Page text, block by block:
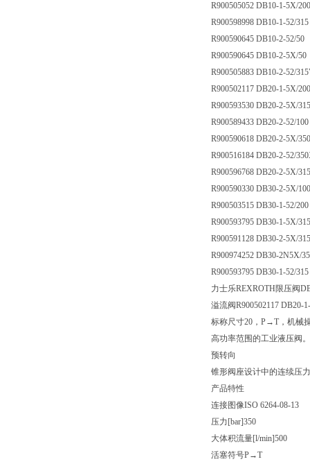
R900505052 DB10-1-5X/200
R900598998 DB10-1-52/315
R900590645 DB10-2-52/50
R900590645 DB10-2-5X/50
R900505883 DB10-2-52/
R900502117 DB20-1-5X/200
R900593530 DB20-2-5X/315
R900589433 DB20-2-52/100
R900590618 DB20-2-5X/350
R900516184 DB20-2-52/
R900596768 DB20-2-5X/
R900590330 DB30-2-5X/
R900503515 DB30-1-52/200
R900593795 DB30-1-5X/315
R900591128 DB30-2-5X/315
R900974252 DB30-2N5X/
R900593795 DB30-1-52/315
力士乐REXROTH限压阀
溢流阀R900502117 DB20-
标称尺寸20，P→T，机械
高功率范围的工业液压阀
预转向
锥形阀座设计中的连续压
产品特性
连接图像ISO 6264-08-13
压力[bar]350
大体积流量[l/min]500
活塞符号P→T